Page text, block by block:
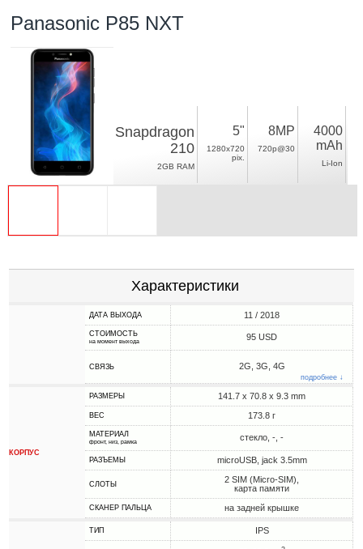
Panasonic P85 NXT
Snapdragon
210
2GB RAM
5"
1280x720
pix.
8MP
720p@30
4000
mAh
Li-Ion
Характеристики
ДАТА ВЫХОДА 11 / 2018
СТОИМОСТЬ
на момент выхода 95 USD
СВЯЗЬ 2G, 3G, 4G
подробнее ↓
КОРПУС
РАЗМЕРЫ 141.7 x 70.8 x 9.3 mm
ВЕС 173.8 г
МАТЕРИАЛ
фронт, низ, рамка стекло, -, -
РАЗЪЕМЫ microUSB, jack 3.5mm
СЛОТЫ
2 SIM (Micro-SIM),
карта памяти
СКАНЕР ПАЛЬЦА на задней крышке
ТИП IPS